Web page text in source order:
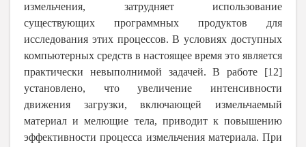
измельчения, затрудняет использование
существующих программных продуктов для
исследования этих процессов. В условиях доступных
компьютерных средств в настоящее время это является
практически невыполнимой задачей. В работе [12]
установлено, что увеличение интенсивности
движения загрузки, включающей измельчаемый
материал и мелющие тела, приводит к повышению
эффективности процесса измельчения материала. При